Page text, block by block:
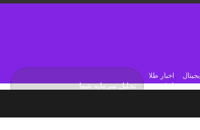
اخبار طلا